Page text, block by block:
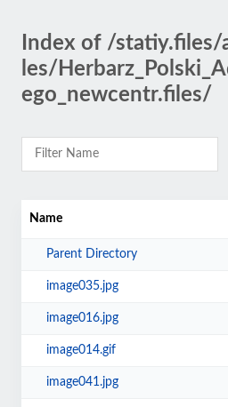
Index of /
les/
ego_newcentr.files/
Name
Parent Directory
image035.jpg
image016.jpg
image014.gif
image041.jpg